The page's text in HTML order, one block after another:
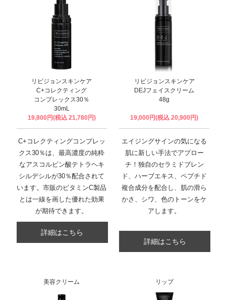
リビジョンスキンケア
C+コレクティング
コンプレックス30％
30mL
19,800円(税込 21,780円)
C+コレクティングコンプレッ
クス30％は、最高濃度の純粋
なアスコルビン酸テトラヘキ
シルデシルが30％配合されて
います。市販のビタミンC製品
とは一線を画した優れた効果
が期待できます。
詳細はこちら
リビジョンスキンケア
DEJフェイスクリーム
48g
19,000円(税込 20,900円)
エイジングサインの気になる
肌に新しい手法でアプロー
チ！独自のセラミドブレン
ド、ハーブエキス、ペプチド
複合成分を配合し、肌の滑ら
かさ、シワ、色のトーンをケ
アします。
詳細はこちら
美容クリーム リップ